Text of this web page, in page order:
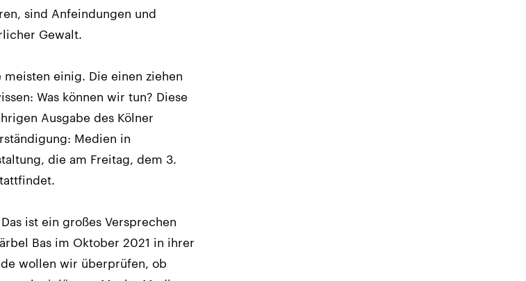
sind Anfeindungen und
Gewalt.
einig. Die einen ziehen
Was können wir tun? Diese
Ausgabe des Kölner
Medien in
die am Freitag, dem 3.
ist ein großes Versprechen
Bas im Oktober 2021 in ihrer
wollen wir überprüfen, ob